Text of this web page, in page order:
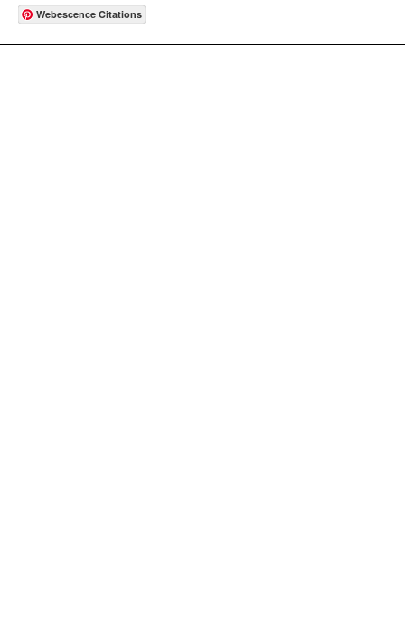
Webescence Citations